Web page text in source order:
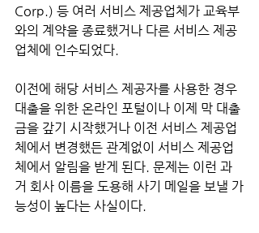
Corp.) 등 여러 서비스 제공업체가 교육부
와의 계약을 종료했거나 다른 서비스 제공
업체에 인수되었다.
이전에 해당 서비스 제공자를 사용한 경우
대출을 위한 온라인 포털이나 이제 막 대출
금을 갚기 시작했거나 이전 서비스 제공업
체에서 변경했든 관계없이 서비스 제공업
체에서 알림을 받게 된다. 문제는 이런 과
거 회사 이름을 도용해 사기 메일을 보낼 가
능성이 높다는 사실이다.